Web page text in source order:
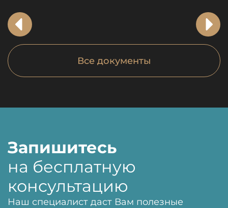
Все документы
Запишитесь
на бесплатную
консультацию
Наш специалист даст Вам полезные